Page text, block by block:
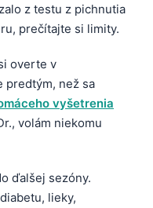
z testu z pichnutia
prečítajte si limity.
overte v
predtým, než sa
vyšetrenia
volám niekomu
ďalšej sezóny.
lieky,